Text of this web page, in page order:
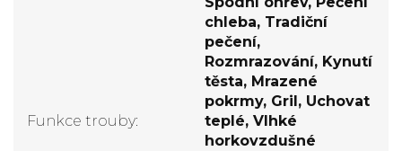
Funkce trouby:
chleba, Tradiční
pečení,
Rozmrazování, Kynutí
těsta, Mrazené
pokrmy, Gril, Uchovat
teplé, Vlhké
horkovzdušné